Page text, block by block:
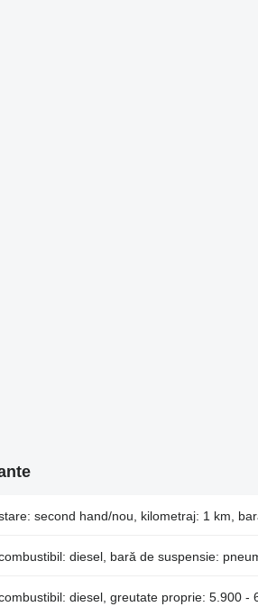
second hand/nou, kilometraj: 1 km,
diesel, bară de suspensie:
diesel, greutate proprie: 5.900 -